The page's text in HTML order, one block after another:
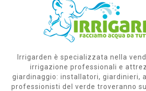
Irrigarden è specializzata nella
irrigazione professionali e
giardinaggio: installatori, giardinieri,
professionisti del verde troveranno